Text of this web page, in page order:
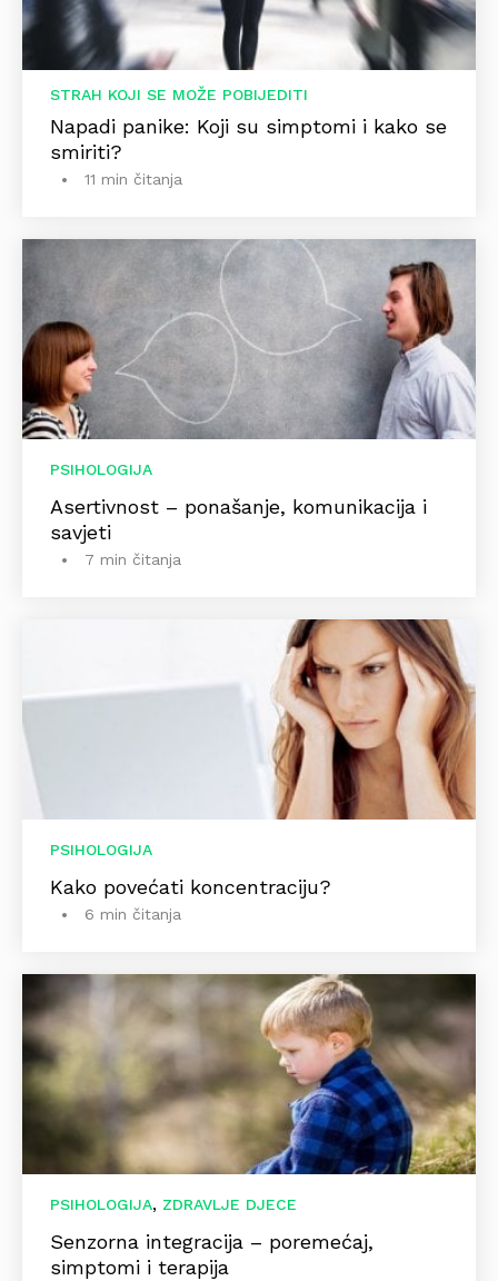
STRAH KOJI SE MOŽE POBIJEDITI
Napadi panike: Koji su simptomi i kako se
smiriti?
11 min čitanja
PSIHOLOGIJA
Asertivnost – ponašanje, komunikacija i
savjeti
7 min čitanja
PSIHOLOGIJA
Kako povećati koncentraciju?
6 min čitanja
PSIHOLOGIJA, ZDRAVLJE DJECE
Senzorna integracija – poremećaj,
simptomi i terapija